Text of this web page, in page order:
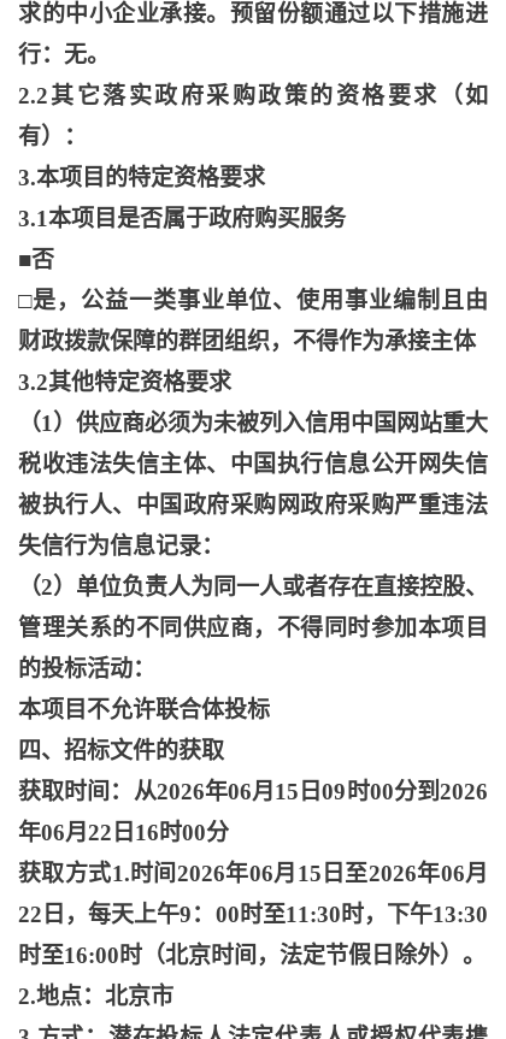
求的中小企业承接。预留份额通过以下措施进
行：无。
2.2其它落实政府采购政策的资格要求（如
有）：
3.本项目的特定资格要求
3.1本项目是否属于政府购买服务
■否
□是，公益一类事业单位、使用事业编制且由
财政拨款保障的群团组织，不得作为承接主体
3.2其他特定资格要求
（1）供应商必须为未被列入信用中国网站重大
税收违法失信主体、中国执行信息公开网失信
被执行人、中国政府采购网政府采购严重违法
失信行为信息记录：
（2）单位负责人为同一人或者存在直接控股、
管理关系的不同供应商，不得同时参加本项目
的投标活动：
本项目不允许联合体投标
四、招标文件的获取
获取时间：从2026年06月15日09时00分到2026
年06月22日16时00分
获取方式1.时间2026年06月15日至2026年06月
22日，每天上午9：00时至11:30时，下午13:30
时至16:00时（北京时间，法定节假日除外）。
2.地点：北京市